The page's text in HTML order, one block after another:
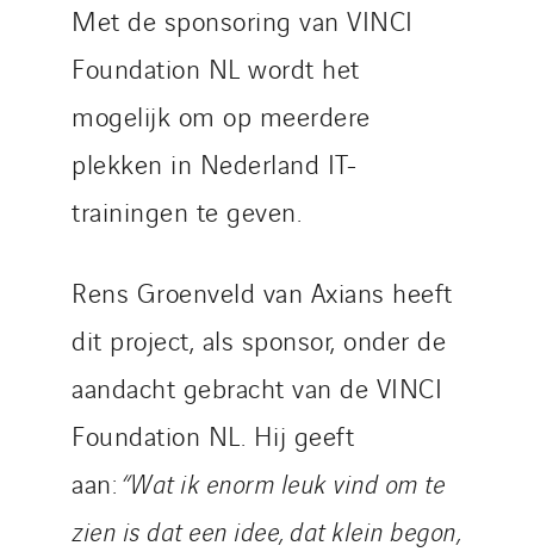
Met de sponsoring van VINCI
Foundation NL wordt het
mogelijk om op meerdere
plekken in Nederland IT-
trainingen te geven.
Rens Groenveld van Axians heeft
dit project, als sponsor, onder de
aandacht gebracht van de VINCI
Foundation NL. Hij geeft
aan:“Wat ik enorm leuk vind om te
zien is dat een idee, dat klein begon,